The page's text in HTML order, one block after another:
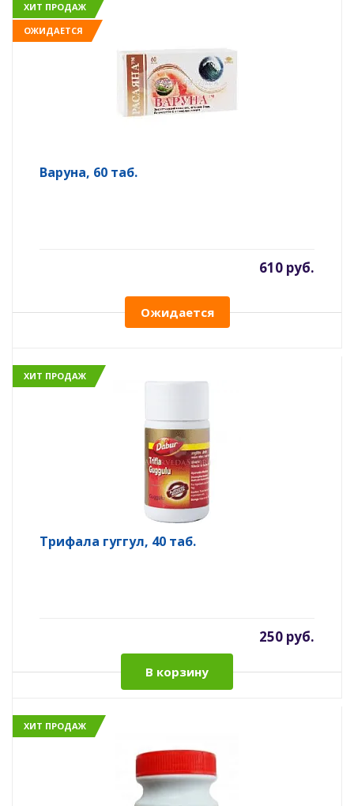
ХИТ ПРОДАЖ
ОЖИДАЕТСЯ
Варуна, 60 таб.
610 руб.
Ожидается
ХИТ ПРОДАЖ
Трифала гуггул, 40 таб.
250 руб.
В корзину
ХИТ ПРОДАЖ